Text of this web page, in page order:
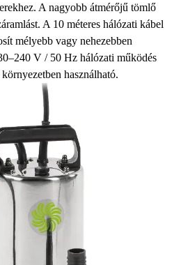
A nagyobb átmérőjű tömlő
A 10 méteres hálózati kábel
mélyebb vagy nehezebben
V / 50 Hz hálózati működés
használható.